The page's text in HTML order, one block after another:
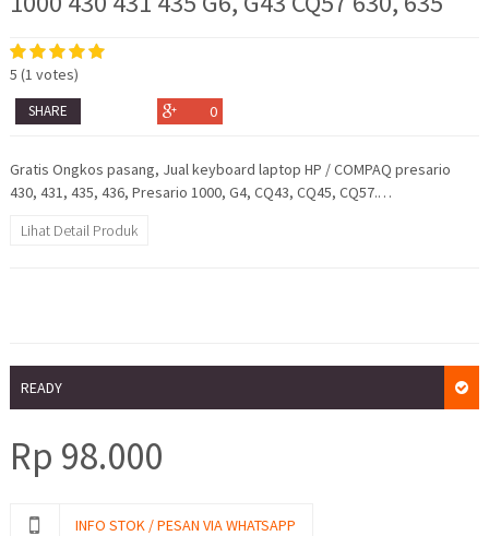
5 (1 votes)
SHARE 0
Gratis Ongkos pasang, Jual keyboard laptop HP / COMPAQ presario
430, 431, 435, 436, Presario 1000, G4, CQ43, CQ45, CQ57.…
Lihat Detail Produk
READY
Rp 98.000
INFO STOK / PESAN VIA WHATSAPP